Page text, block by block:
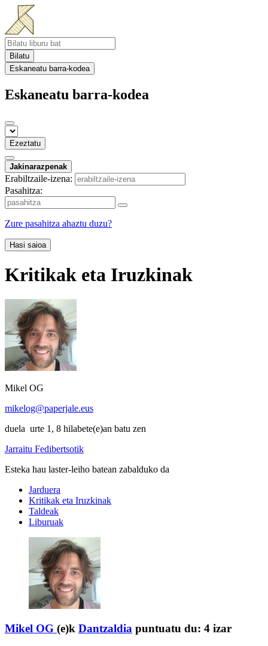
Bilatu
Eskaneatu barra-kodea
Eskaneatu barra-kodea
Ezeztatu
Jakinarazpenak
Erabiltzaile-izena:
Pasahitza:
Zure pasahitza ahaztu duzu?
Hasi saioa
Kritikak eta Iruzkinak
Mikel OG
mikelog@paperjale.eus
duela urte 1, 8 hilabete(e)an batu zen
Jarraitu Fedibertsotik
Esteka hau laster-leiho batean zabalduko da
Jarduera
Kritikak eta Iruzkinak
Taldeak
Liburuak
Mikel OG (e)k Dantzaldia puntuatu du: 4 izar